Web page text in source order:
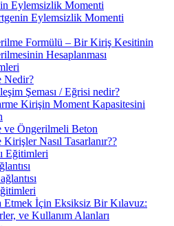
Eylemsizlik Momenti
Eylemsizlik Momenti
Formülü – Bir Kiriş Kesitinin
Hesaplanması
Nedir?
Şeması / Eğrisi nedir?
Kirişin Moment Kapasitesini
ve Öngerilmeli Beton
Nasıl Tasarlanır??
Eğitimleri
Etmek İçin Eksiksiz Bir Kılavuz:
ve Kullanım Alanları